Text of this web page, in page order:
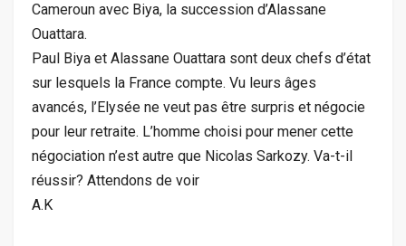
Cameroun avec Biya, la succession d’Alassane
Ouattara.
Paul Biya et Alassane Ouattara sont deux chefs d’état
sur lesquels la France compte. Vu leurs âges
avancés, l’Elysée ne veut pas être surpris et négocie
pour leur retraite. L’homme choisi pour mener cette
négociation n’est autre que Nicolas Sarkozy. Va-t-il
réussir? Attendons de voir
A.K